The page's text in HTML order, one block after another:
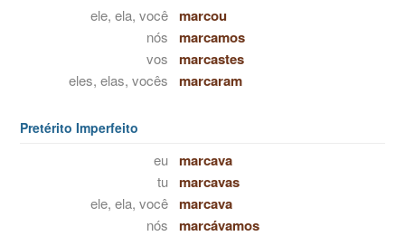
ele, ela, você marcou
nós marcamos
vos marcastes
eles, elas, vocês marcaram
Pretérito Imperfeito
eu marcava
tu marcavas
ele, ela, você marcava
nós marcávamos